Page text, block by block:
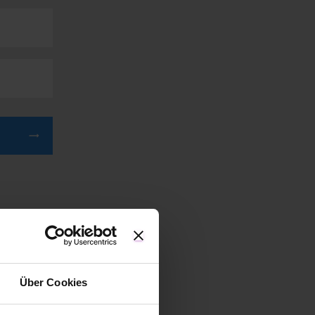
Über Cookies